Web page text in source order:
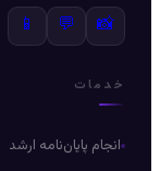
📸
💬
📱
خدمات
انجام پایان‌نامه ارشد